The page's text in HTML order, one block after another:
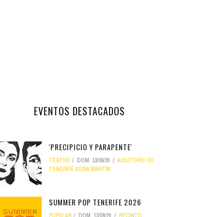
EVENTOS DESTACADOS
'PRECIPICIO Y PARAPENTE'
TEATRO DOM, 13/09/26
AUDITORIO DE
TENERIFE ADÁN MARTÍN
SUMMER POP TENERIFE 2026